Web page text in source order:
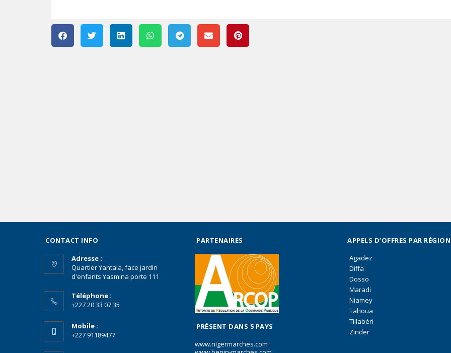
CONTACT INFO
Adresse :
Quartier Yantala, face jardin
d'enfants Yasmina porte 111
Téléphone :
+227 20 33 07 35
Mobile :
+227 91189477
PARTENAIRES
PRÉSENT DANS 5 PAYS
www.nigermarches.com
APPELS D’OFFRES PAR RÉGION
Agadez
Diffa
Dosso
Maradi
Niamey
Tahoua
Tillabéri
Zinder